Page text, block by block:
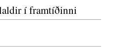
í framtíðinni